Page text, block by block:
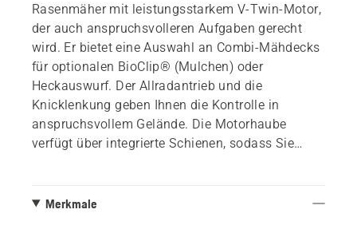
Rasenmäher mit leistungsstarkem V-Twin-Motor,
der auch anspruchsvolleren Aufgaben gerecht
wird. Er bietet eine Auswahl an Combi-Mähdecks
für optionalen BioClip® (Mulchen) oder
Heckauswurf. Der Allradantrieb und die
Knicklenkung geben Ihnen die Kontrolle in
anspruchsvollem Gelände. Die Motorhaube
verfügt über integrierte Schienen, sodass Sie
Scheinwerfern vorn und hinten ausgestattet, um
Merkmale